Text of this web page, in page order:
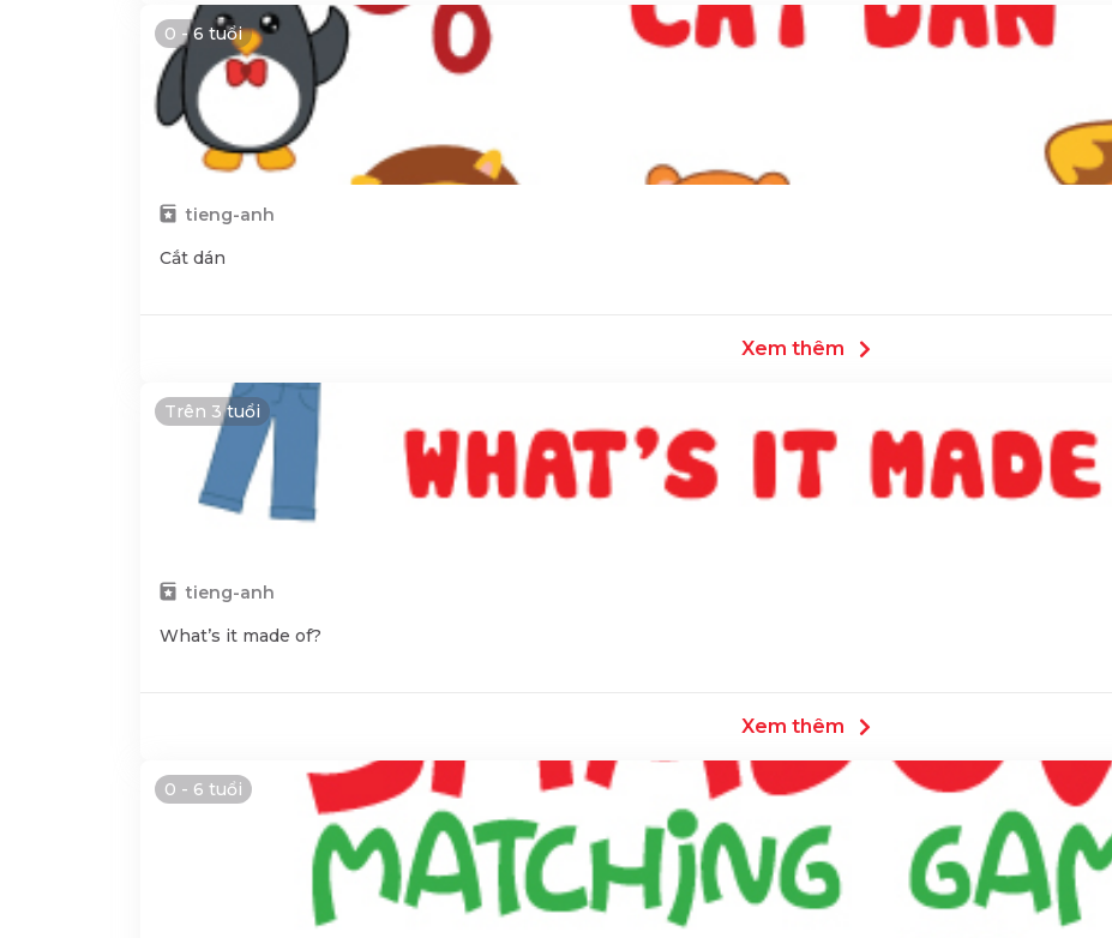
0 - 6 tuổi
tieng-anh
Cắt dán
Xem thêm
Trên 3 tuổi
tieng-anh
What’s it made of?
Xem thêm
0 - 6 tuổi